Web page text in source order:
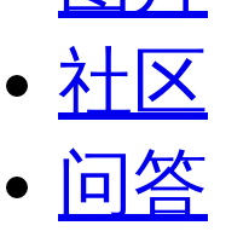
社区
问答